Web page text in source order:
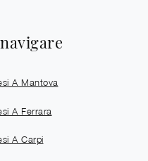
A Mantova
A Ferrara
A Carpi